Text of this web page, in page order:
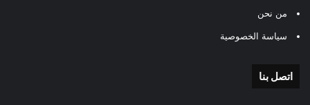
من نحن
سياسة الخصوصية
اتصل بنا